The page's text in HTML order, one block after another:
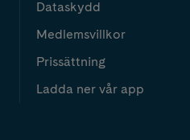
Dataskydd
Medlemsvillkor
Prissättning
Ladda ner vår app